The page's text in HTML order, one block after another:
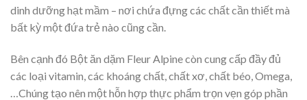
dinh dưỡng hạt mầm – nơi chứa đựng các chất cần thiết mà
bất kỳ một đứa trẻ nào cũng cần.
Bên cạnh đó Bột ăn dặm Fleur Alpine còn cung cấp đầy đủ
các loại vitamin, các khoáng chất, chất xơ, chất béo, Omega,
…Chúng tạo nên một hỗn hợp thực phẩm trọn vẹn góp phần